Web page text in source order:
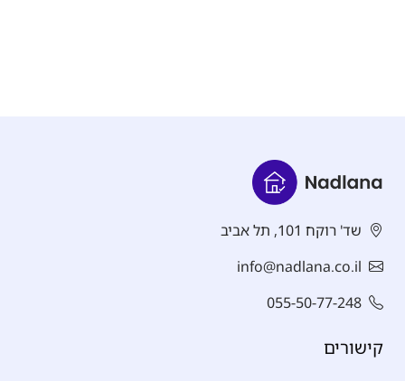
שד' רוקח 101, תל אביב
info@nadlana.co.il
055-50-77-248
קישורים